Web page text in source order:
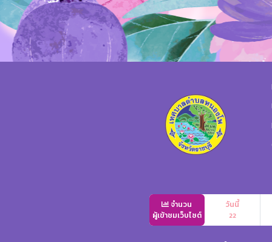
จำนวน
ผู้เข้าชมเว็บไซต์
วันนี้
22